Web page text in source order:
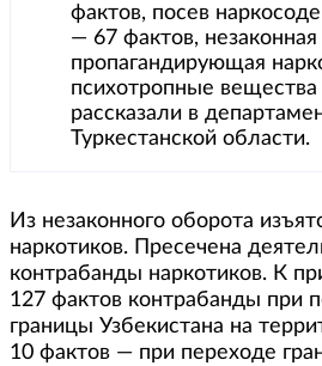
фактов, посев
— 67 фактов,
пропагандирующая
психотропные
рассказали в
Туркестанской области.
Из незаконного оборота
наркотиков. Пресечена
контрабанды наркотиков. К
127 фактов контрабанды при
границы Узбекистана на
10 фактов — при переходе